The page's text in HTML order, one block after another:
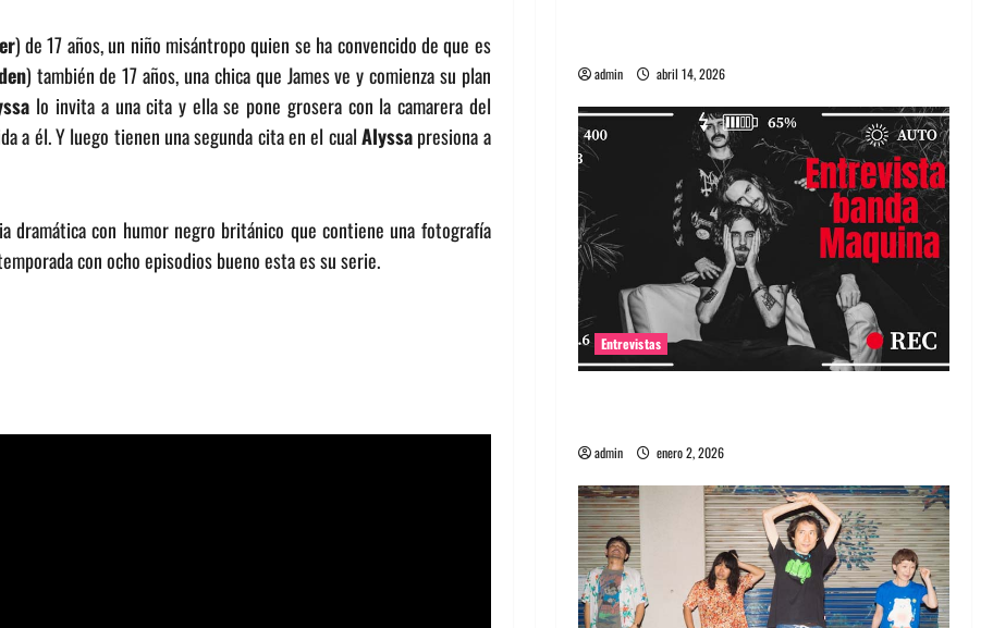
) de 17 años, un niño misántropo quien se ha convencido de que es
) también de 17 años, una chica que James ve y comienza su plan
lo invita a una cita y ella se pone grosera con la camarera del
a él. Y luego tienen una segunda cita en el cualAlyssapresiona a
dramática con humor negro británico que contiene una fotografía
con ocho episodios bueno esta es su serie.
admin abril 14, 2026
Entrevistas
admin enero 2, 2026